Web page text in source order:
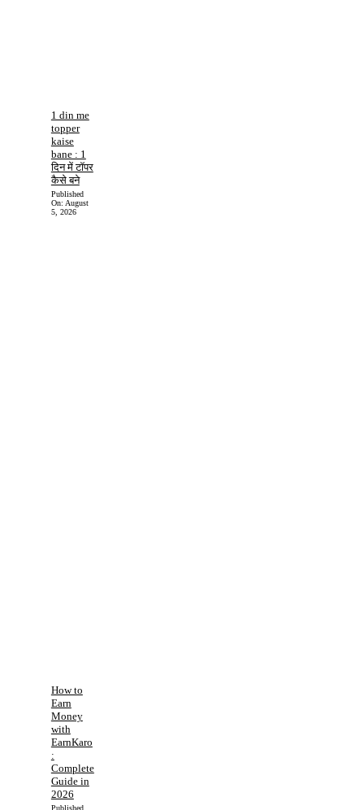
1 din me
topper
kaise
bane : 1
दिन में टॉपर
कैसे बने
Published
On: August
5, 2026
How to
Earn
Money
with
EarnKaro
:
Complete
Guide in
2026
Published